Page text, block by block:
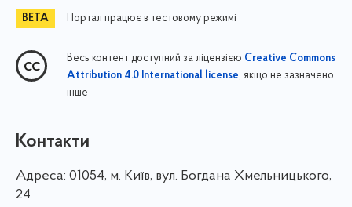
Портал працює в тестовому режимі
Весь контент доступний за ліцензією Creative Commons
Attribution 4.0 International license, якщо не зазначено
інше
Контакти
Адреса: 01054, м. Київ, вул. Богдана Хмельницького,
24